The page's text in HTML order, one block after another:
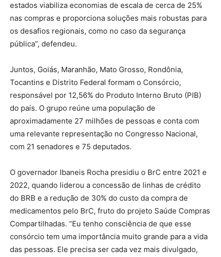
estados viabiliza economias de escala de cerca de 25%
nas compras e proporciona soluções mais robustas para
os desafios regionais, como no caso da segurança
pública”, defendeu.
Juntos, Goiás, Maranhão, Mato Grosso, Rondônia,
Tocantins e Distrito Federal formam o Consórcio,
responsável por 12,56% do Produto Interno Bruto (PIB)
do país. O grupo reúne uma população de
aproximadamente 27 milhões de pessoas e conta com
uma relevante representação no Congresso Nacional,
com 21 senadores e 75 deputados.
O governador Ibaneis Rocha presidiu o BrC entre 2021 e
2022, quando liderou a concessão de linhas de crédito
do BRB e a redução de 30% do custo da compra de
medicamentos pelo BrC, fruto do projeto Saúde Compras
Compartilhadas. “Eu tenho consciência de que esse
consórcio tem uma importância muito grande para a vida
das pessoas. Ele precisa ser cada vez mais divulgado,